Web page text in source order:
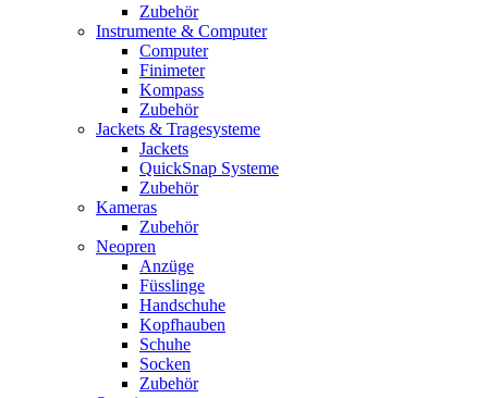
Zubehör
Instrumente & Computer
Computer
Finimeter
Kompass
Zubehör
Jackets & Tragesysteme
Jackets
QuickSnap Systeme
Zubehör
Kameras
Zubehör
Neopren
Anzüge
Füsslinge
Handschuhe
Kopfhauben
Schuhe
Socken
Zubehör